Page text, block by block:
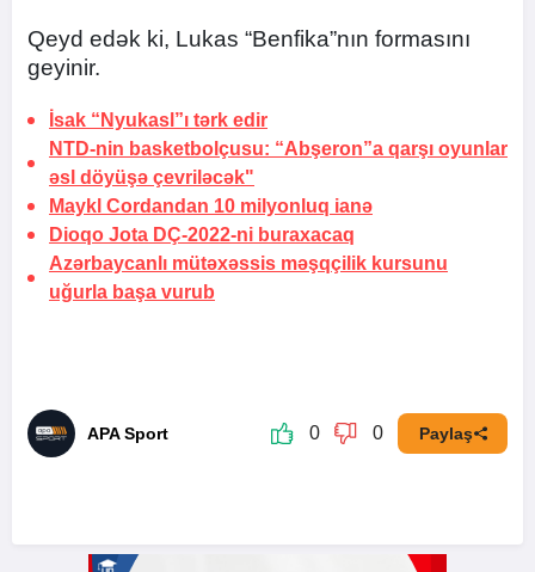
Qeyd edək ki, Lukas “Benfika”nın formasını
geyinir.
İsak “Nyukasl”ı tərk edir
NTD-nin basketbolçusu: “Abşeron”a qarşı oyunlar
əsl döyüşə çevriləcək"
Maykl Cordandan 10 milyonluq ianə
Dioqo Jota DÇ-2022-ni buraxacaq
Azərbaycanlı mütəxəssis məşqçilik kursunu
uğurla başa vurub
APA Sport 0 0 Paylaş